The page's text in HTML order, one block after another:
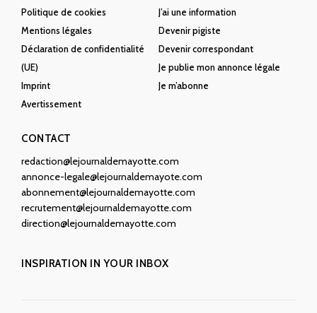
Politique de cookies
Mentions légales
Déclaration de confidentialité
(UE)
Imprint
Avertissement
J’ai une information
Devenir pigiste
Devenir correspondant
Je publie mon annonce légale
Je m’abonne
CONTACT
redaction@lejournaldemayotte.com
annonce-legale@lejournaldemayote.com
abonnement@lejournaldemayotte.com
recrutement@lejournaldemayotte.com
direction@lejournaldemayotte.com
INSPIRATION IN YOUR INBOX